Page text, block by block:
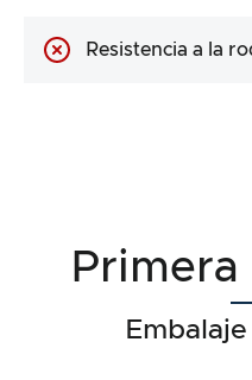
Resistencia a la